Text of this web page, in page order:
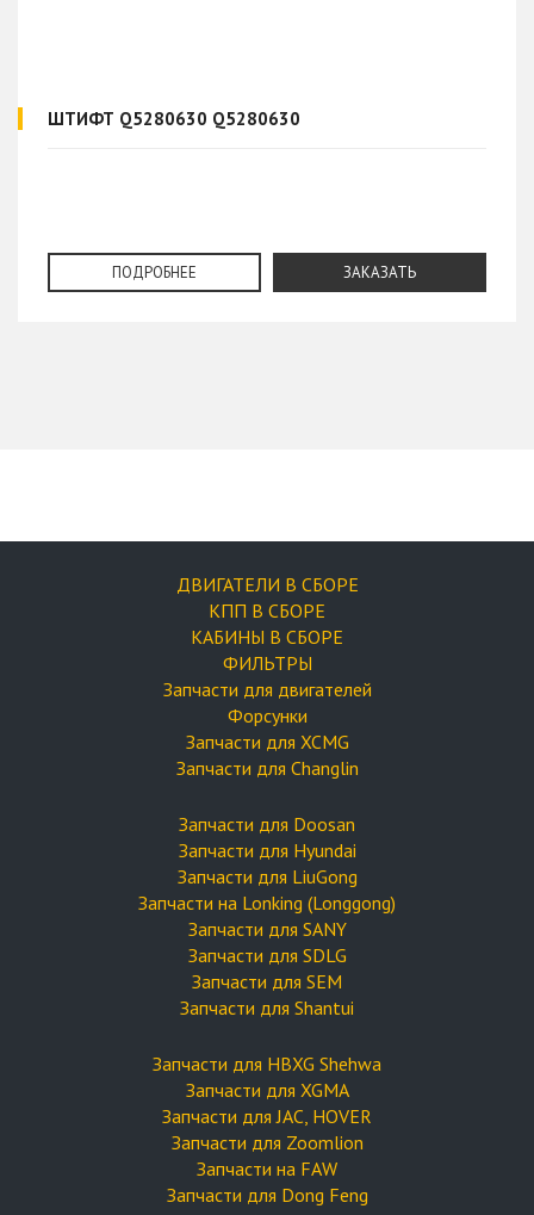
ШТИФТ Q5280630 Q5280630
ПОДРОБНЕЕ ЗАКАЗАТЬ
ДВИГАТЕЛИ В СБОРЕ
КПП В СБОРЕ
КАБИНЫ В СБОРЕ
ФИЛЬТРЫ
Запчасти для двигателей
Форсунки
Запчасти для XCMG
Запчасти для Changlin
Запчасти для Doosan
Запчасти для Hyundai
Запчасти для LiuGong
Запчасти на Lonking (Longgong)
Запчасти для SANY
Запчасти для SDLG
Запчасти для SEM
Запчасти для Shantui
Запчасти для HBXG Shehwa
Запчасти для XGMA
Запчасти для JAC, HOVER
Запчасти для Zoomlion
Запчасти на FAW
Запчасти для Dong Feng